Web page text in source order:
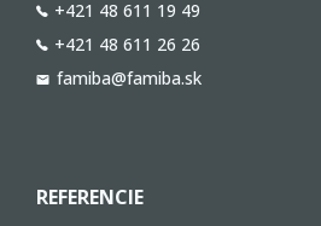
+421 48 611 19 49
+421 48 611 26 26
famiba@famiba.sk
REFERENCIE